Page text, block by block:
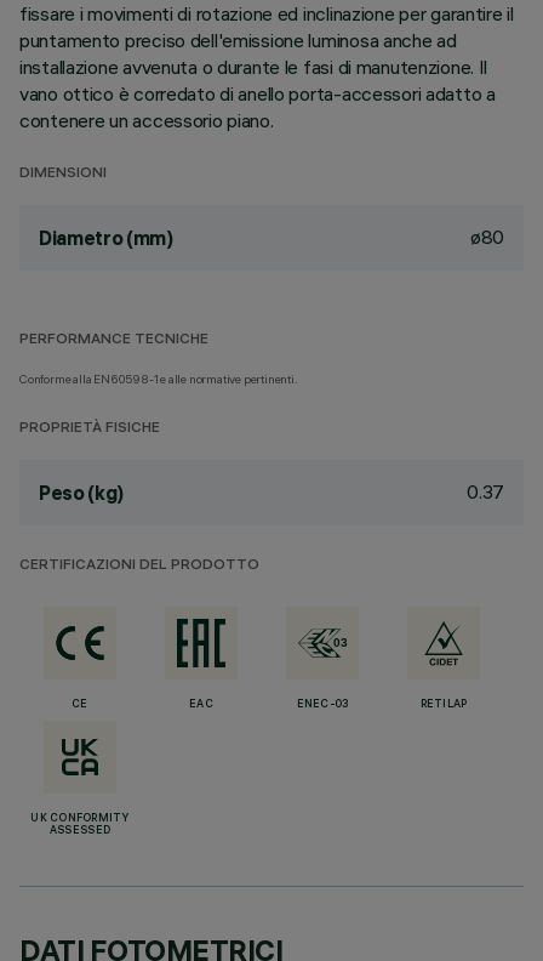
fissare i movimenti di rotazione ed inclinazione per garantire il
puntamento preciso dell'emissione luminosa anche ad
installazione avvenuta o durante le fasi di manutenzione. Il
vano ottico è corredato di anello porta-accessori adatto a
contenere un accessorio piano.
DIMENSIONI
Diametro (mm) ø80
PERFORMANCE TECNICHE
Conforme alla EN60598-1 e alle normative pertinenti.
PROPRIETÀ FISICHE
Peso (kg) 0.37
CERTIFICAZIONI DEL PRODOTTO
CE EAC ENEC-03 RETILAP
UK CONFORMITY
ASSESSED
DATI FOTOMETRICI